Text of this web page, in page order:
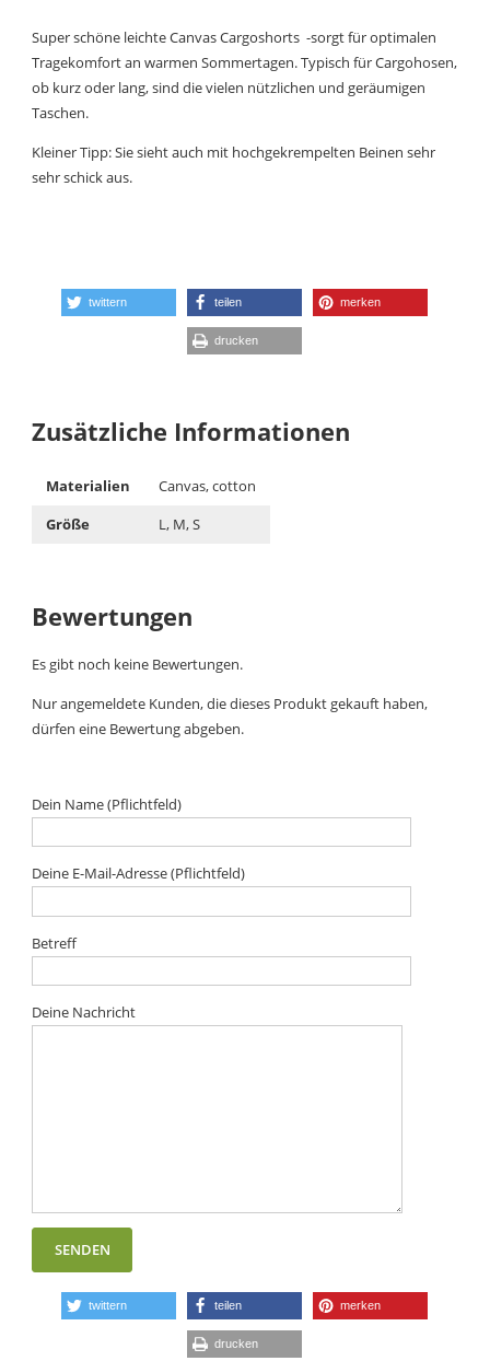
Super schöne leichte Canvas Cargoshorts -sorgt für optimalen
Tragekomfort an warmen Sommertagen. Typisch für Cargohosen,
ob kurz oder lang, sind die vielen nützlichen und geräumigen
Taschen.
Kleiner Tipp: Sie sieht auch mit hochgekrempelten Beinen sehr
sehr schick aus.
twittern teilen merken
drucken
Zusätzliche Informationen
Materialien
Canvas, cotton
Größe
L, M, S
Bewertungen
Es gibt noch keine Bewertungen.
Nur angemeldete Kunden, die dieses Produkt gekauft haben,
dürfen eine Bewertung abgeben.
Dein Name (Pflichtfeld)
Deine E-Mail-Adresse (Pflichtfeld)
Betreff
Deine Nachricht
twittern teilen merken
drucken